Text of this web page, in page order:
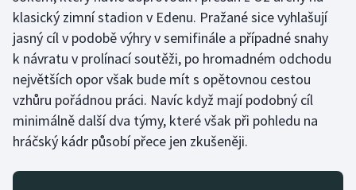
Short track
Sportovní střelba
Stolní tenis
Triatlon
Veslování
klasický zimní stadion v Edenu. Pražané sice vyhlašují
jasný cíl v podobě výhry v semifinále a případné snahy
k návratu v prolínací soutěži, po hromadném odchodu
největších opor však bude mít s opětovnou cestou
vzhůru pořádnou práci. Navíc když mají podobný cíl
minimálně další dva týmy, které však při pohledu na
hráčský kádr působí přece jen zkušeněji.